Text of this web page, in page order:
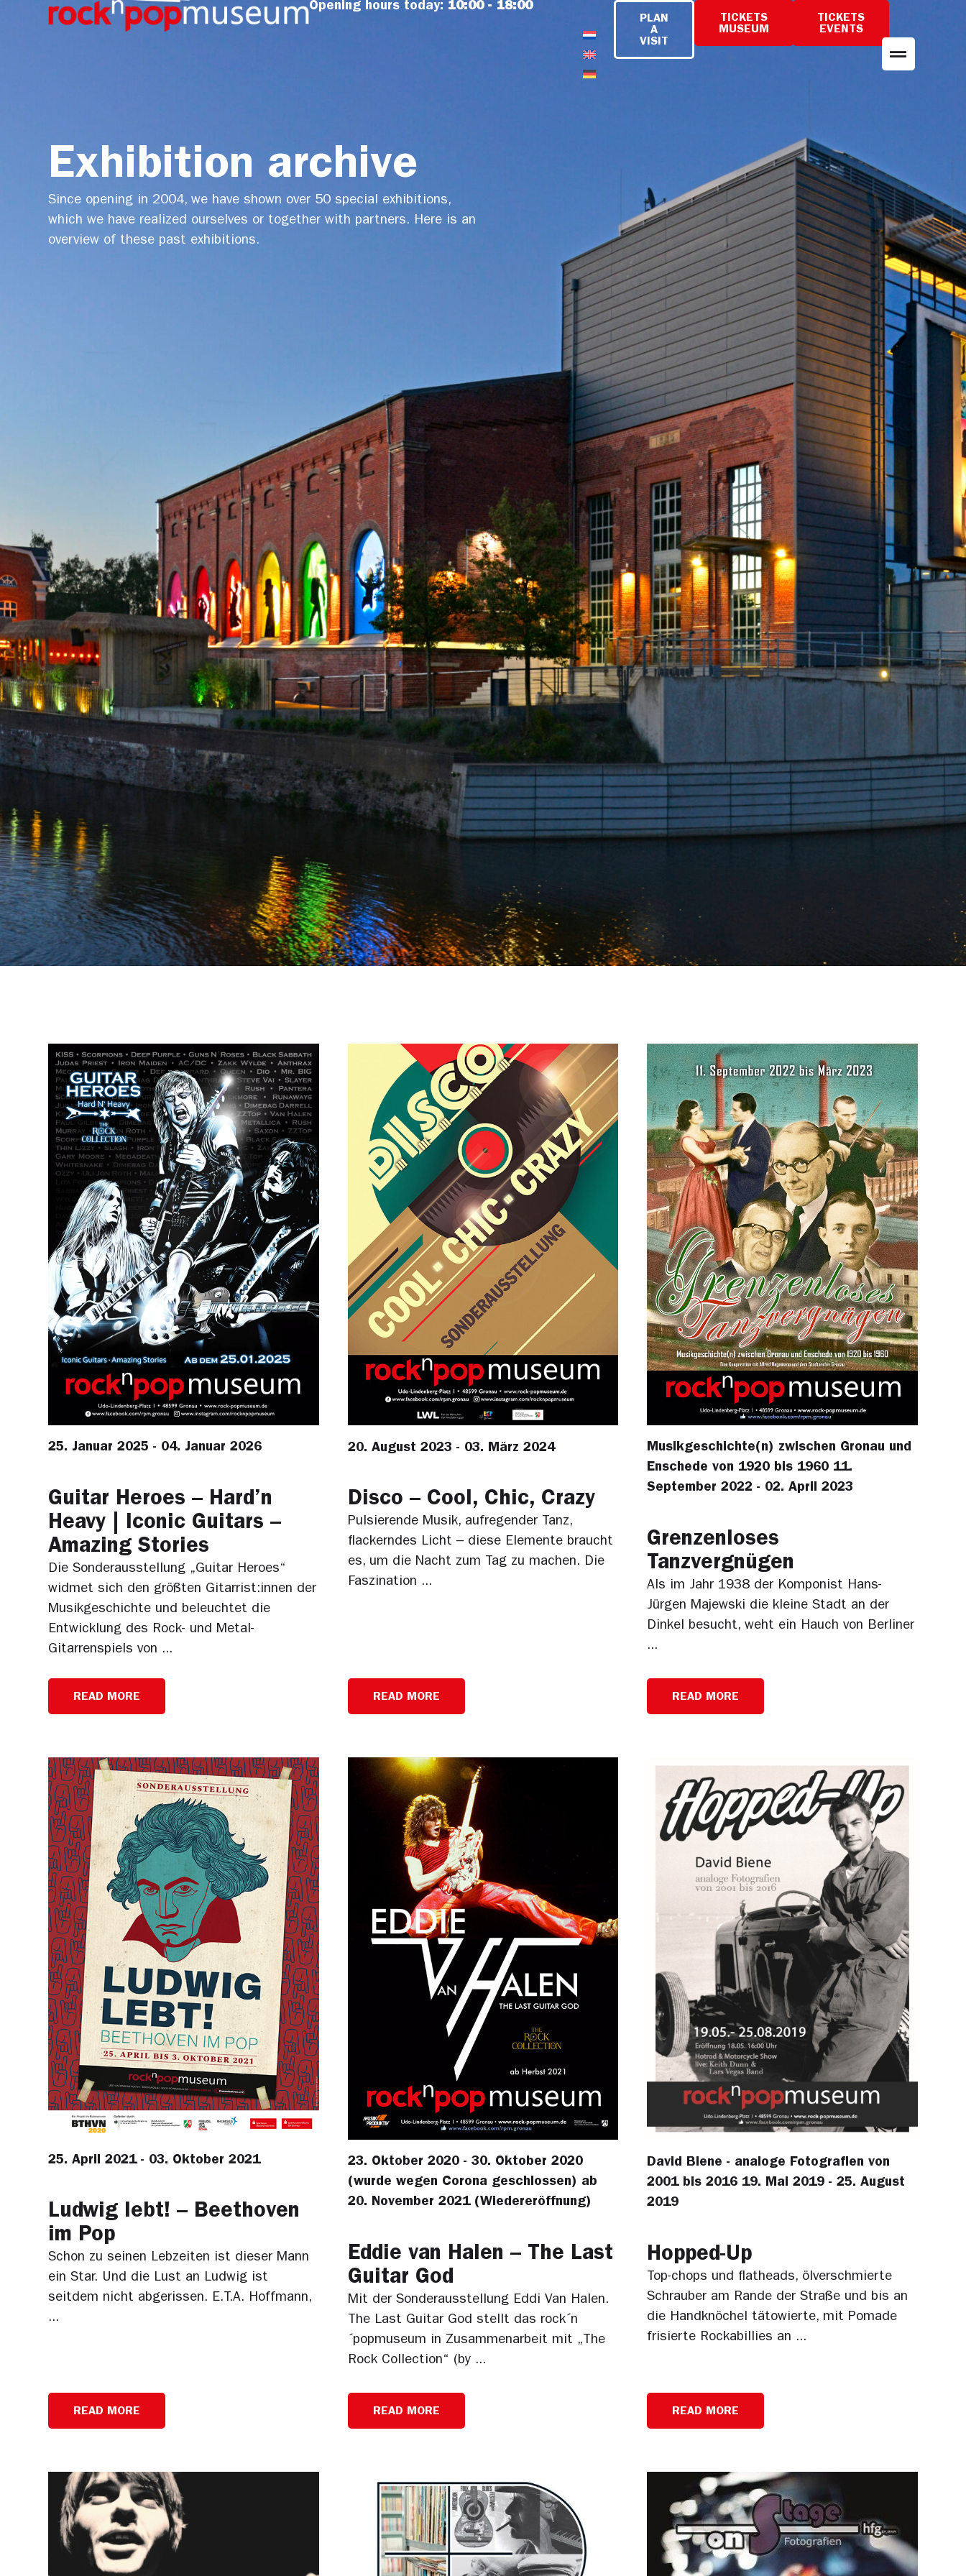
Opening hours today: 10:00 - 18:00
PLAN
A
VISIT
TICKETS
MUSEUM
TICKETS
EVENTS
Exhibition archive
Since opening in 2004, we have shown over 50 special exhibitions,
which we have realized ourselves or together with partners. Here is an
overview of these past exhibitions.
25. Januar 2025 - 04. Januar 2026
Guitar Heroes – Hard’n
Heavy | Iconic Guitars –
Amazing Stories
Die Sonderausstellung „Guitar Heroes“
widmet sich den größten Gitarrist:innen der
Musikgeschichte und beleuchtet die
Entwicklung des Rock- und Metal-
Gitarrenspiels von ...
READ MORE
20. August 2023 - 03. März 2024
Disco – Cool, Chic, Crazy
Pulsierende Musik, aufregender Tanz,
flackerndes Licht – diese Elemente braucht
es, um die Nacht zum Tag zu machen. Die
Faszination ...
READ MORE
Musikgeschichte(n) zwischen Gronau und
Enschede von 1920 bis 1960 11.
September 2022 - 02. April 2023
Grenzenloses
Tanzvergnügen
Als im Jahr 1938 der Komponist Hans-
Jürgen Majewski die kleine Stadt an der
Dinkel besucht, weht ein Hauch von Berliner
...
READ MORE
25. April 2021 - 03. Oktober 2021
Ludwig lebt! – Beethoven
im Pop
Schon zu seinen Lebzeiten ist dieser Mann
ein Star. Und die Lust an Ludwig ist
seitdem nicht abgerissen. E.T.A. Hoffmann,
...
READ MORE
23. Oktober 2020 - 30. Oktober 2020
(wurde wegen Corona geschlossen) ab
20. November 2021 (Wiedereröffnung)
Eddie van Halen – The Last
Guitar God
Mit der Sonderausstellung Eddi Van Halen.
The Last Guitar God stellt das rock´n
´popmuseum in Zusammenarbeit mit „The
Rock Collection“ (by ...
READ MORE
David Biene - analoge Fotografien von
2001 bis 2016 19. Mai 2019 - 25. August
2019
Hopped-Up
Top-chops und flatheads, ölverschmierte
Schrauber am Rande der Straße und bis an
die Handknöchel tätowierte, mit Pomade
frisierte Rockabillies an ...
READ MORE